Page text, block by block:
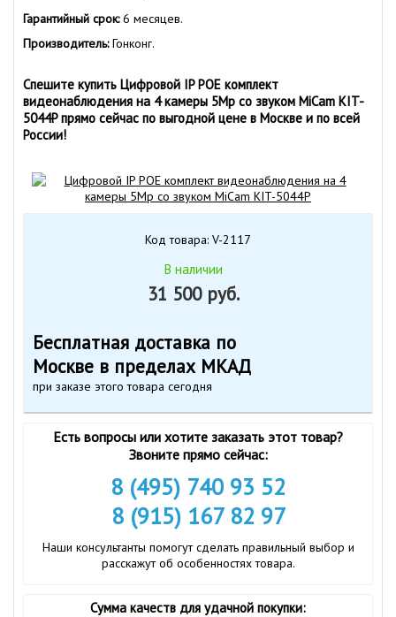
Гарантийный срок:6 месяцев.
Производитель:Гонконг.
Спешите купить Цифровой IP POE комплект
видеонаблюдения на 4 камеры 5Mp со звуком MiCam KIT-
5044P прямо сейчас по выгодной цене в Москве и по всей
России!
Код товара: V-2117
В наличии
31 500 руб.
Бесплатная доставка по
Москве в пределах МКАД
при заказе этого товара сегодня
Есть вопросы или хотите заказать этот товар?
Звоните прямо сейчас:
8 (495) 740 93 52
8 (915) 167 82 97
Наши консультанты помогут сделать правильный выбор и
расскажут об особенностях товара.
Сумма качеств для удачной покупки: